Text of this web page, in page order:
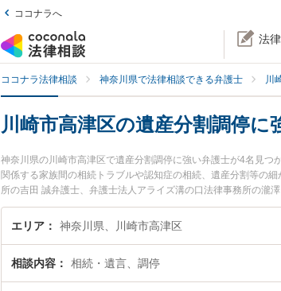
ココナラへ
法
ココナラ法律相談 神奈川県で法律相談できる弁護士 川
川崎市高津区の遺産分割調停に
神奈川県の川崎市高津区で遺産分割調停に強い弁護士が4名見
関係する家族間の相続トラブルや認知症の相続、遺産分割等の
所の吉田 誠弁護士、弁護士法人アライズ溝の口法律事務所の瀧
生した遺産分割調停のトラブルを今すぐに弁護士に相談したい
談できる川崎市高津区内の弁護士に相談予約したい』などでお困
エリア 神奈川県、川崎市高津区
相談内容 相続・遺言、調停